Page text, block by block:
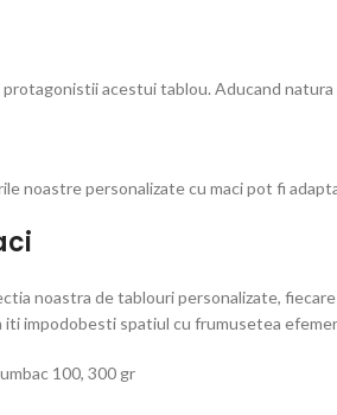
acestui tablou. Aducand
noastre personalizate cu maci pot fi
noastra de tablouri personalizate,
impodobesti spatiul cu frumusetea
100, 300 gr